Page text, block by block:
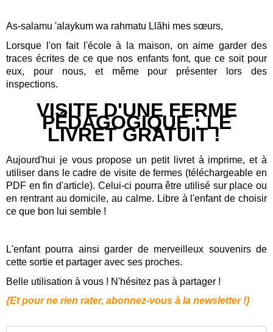
As-salamu 'alaykum wa rahmatu Llãhi mes sœurs,
Lorsque l'on fait l'école à la maison, on aime garder des
traces écrites de ce que nos enfants font, que ce soit pour
eux, pour nous, et même pour présenter lors des
inspections.
VISITE D'UNE FERME
PÉDAGOGIQUE : LE
LIVRET GRATUIT !
Aujourd'hui je vous propose un petit livret à imprime, et à
utiliser dans le cadre de visite de fermes (téléchargeable en
PDF en fin d'article). Celui-ci pourra être utilisé sur place ou
en rentrant au domicile, au calme. Libre à l'enfant de choisir
ce que bon lui semble !
L'enfant pourra ainsi garder de merveilleux souvenirs de
cette sortie et partager avec ses proches.
Belle utilisation à vous ! N'hésitez pas à partager !
{Et pour ne rien rater, abonnez-vous à la newsletter !}